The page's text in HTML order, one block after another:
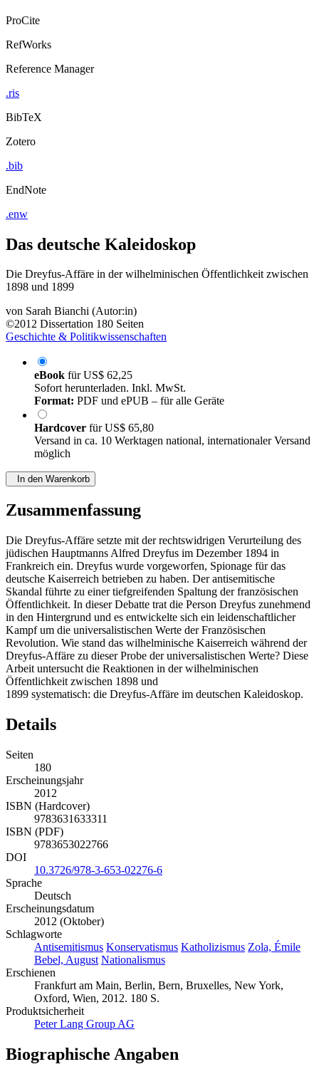
ProCite
RefWorks
Reference Manager
.ris
BibTeX
Zotero
.bib
EndNote
.enw
Das deutsche Kaleidoskop
Die Dreyfus-Affäre in der wilhelminischen Öffentlichkeit zwischen
1898 und 1899
von Sarah Bianchi (Autor:in)
©2012 Dissertation 180 Seiten
Geschichte & Politikwissenschaften
eBook fürUS$ 62,25
Sofort herunterladen. Inkl. MwSt.
Format: PDF und ePUB – für alle Geräte
Hardcover fürUS$ 65,80
Versand in ca. 10 Werktagen national, internationaler Versand
möglich
In den Warenkorb
Zusammenfassung
Die Dreyfus-Affäre setzte mit der rechtswidrigen Verurteilung des
jüdischen Hauptmanns Alfred Dreyfus im Dezember 1894 in
Frankreich ein. Dreyfus wurde vorgeworfen, Spionage für das
deutsche Kaiserreich betrieben zu haben. Der antisemitische
Skandal führte zu einer tiefgreifenden Spaltung der französischen
Öffentlichkeit. In dieser Debatte trat die Person Dreyfus zunehmend
in den Hintergrund und es entwickelte sich ein leidenschaftlicher
Kampf um die universalistischen Werte der Französischen
Revolution. Wie stand das wilhelminische Kaiserreich während der
Dreyfus-Affäre zu dieser Probe der universalistischen Werte? Diese
Arbeit untersucht die Reaktionen in der wilhelminischen
Öffentlichkeit zwischen 1898 und
1899 systematisch: die Dreyfus-Affäre im deutschen Kaleidoskop.
Details
Seiten
180
Erscheinungsjahr
2012
ISBN (Hardcover)
9783631633311
ISBN (PDF)
9783653022766
DOI
10.3726/978-3-653-02276-6
Sprache
Deutsch
Erscheinungsdatum
2012 (Oktober)
Schlagworte
Antisemitismus Konservatismus Katholizismus Zola, Émile
Bebel, August Nationalismus
Erschienen
Frankfurt am Main, Berlin, Bern, Bruxelles, New York,
Oxford, Wien, 2012. 180 S.
Produktsicherheit
Peter Lang Group AG
Biographische Angaben